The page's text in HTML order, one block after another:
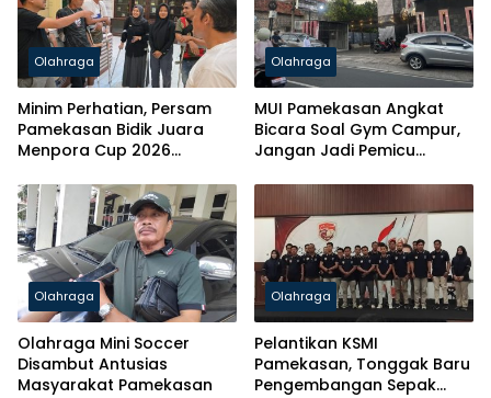
Olahraga
Minim Perhatian, Persam
Pamekasan Bidik Juara
Menpora Cup 2026
Olahraga
MUI Pamekasan Angkat
Bicara Soal Gym Campur,
Jangan Jadi Pemicu
Olahraga
Olahraga Mini Soccer
Disambut Antusias
Masyarakat Pamekasan
Olahraga
Pelantikan KSMI
Pamekasan, Tonggak Baru
Pengembangan Sepak